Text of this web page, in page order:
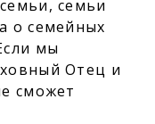
семьи
о семейных
мы
Отец и
сможет